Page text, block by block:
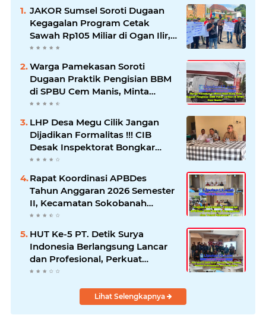
JAKOR Sumsel Soroti Dugaan
Kegagalan Program Cetak
Sawah Rp105 Miliar di Ogan Ilir,
Desak Kadis Pertanian Mundur
Warga Pamekasan Soroti
Dugaan Praktik Pengisian BBM
di SPBU Cem Manis, Minta
Klarifikasi dan Pengawasan
LHP Desa Megu Cilik Jangan
Dijadikan Formalitas !!! CIB
Desak Inspektorat Bongkar
Seluruh Fakta dan Hentikan
Dugaan Permainan Oknum
Rapat Koordinasi APBDes
Tahun Anggaran 2026 Semester
II, Kecamatan Sokobanah
Libatkan 12 Desa
HUT Ke-5 PT. Detik Surya
Indonesia Berlangsung Lancar
dan Profesional, Perkuat
Kompetensi Wartawan
Lihat Selengkapnya